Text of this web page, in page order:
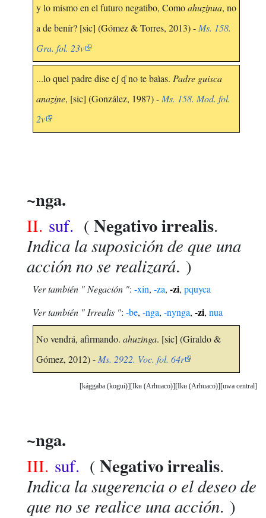
y lo mismo en el futuro negatibo, Comoahuzinua, no
a de benír? [sic] (Gómez & Torres, 2013) - Ms. 158.
Gra. fol. 23v
...lo quel padre dise eʃ ʠ no te baìas. Padre guisca
anazine, [sic] (González, 1987) - Ms. 158. Mod. fol.
2v
~nga.
II. suf. ( Negativo irrealis.
Indica la suposición de que una
acción no se realizará. )
Ver también " Negación ": -xin, -za, -zi, pquyca
Ver también " Irrealis ": -be, -nga, -nynga, -zi, nua
No vendrá, afirmando. ahuzinga. [sic] (Giraldo &
Gómez, 2012) - Ms. 2922. Voc. fol. 64r
uwa central
Ikʉ (Arhuaco)
Ikʉ (Arhuaco)
kággaba (kogui)
~nga.
III. suf. ( Negativo irrealis.
Indica la sugerencia o el deseo de
que no se realice una acción. )